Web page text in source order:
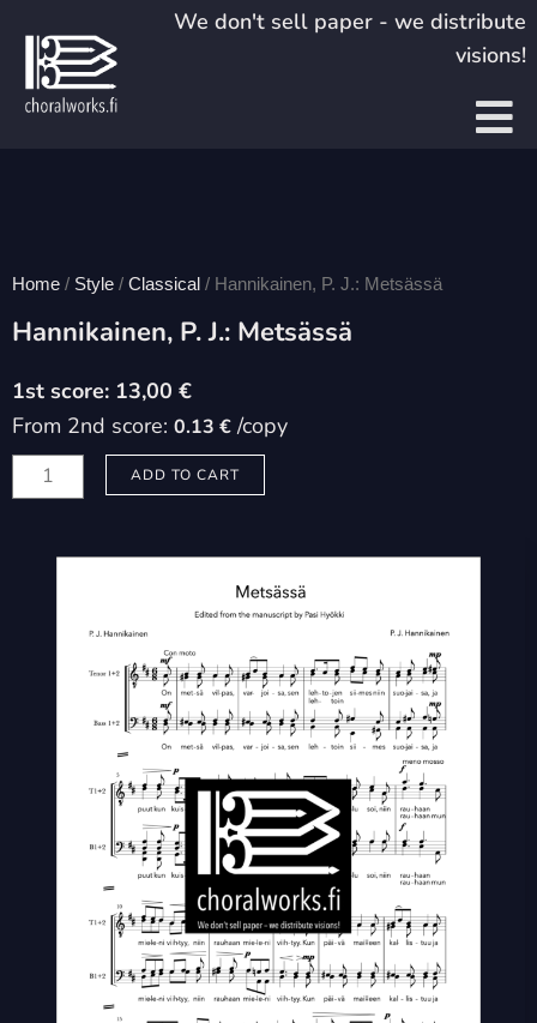
content
We don't sell paper - we distribute
visions!
Home / Style / Classical / Hannikainen, P. J.: Metsässä
Hannikainen, P. J.: Metsässä
13,00 €
From 2nd score: 0.13 € /copy
Hannikainen,
P.
ADD TO CART